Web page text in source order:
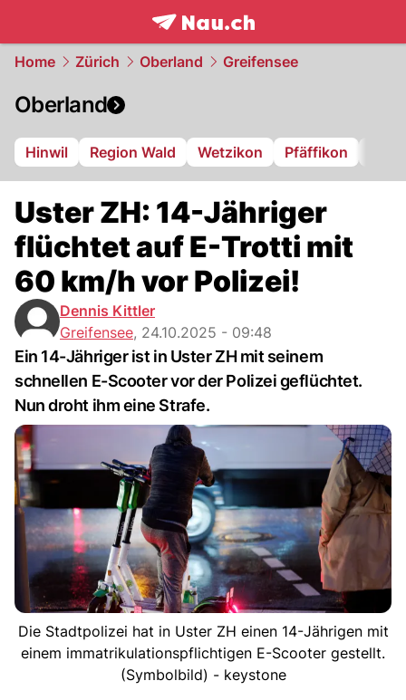
frontpage.NAU.ch
Home Zürich Oberland Greifensee
Oberland
Hinwil Region Wald Wetzikon Pfäffikon
Uster ZH: 14-Jähriger
flüchtet auf E-Trotti mit
60 km/h vor Polizei!
Dennis Kittler
Greifensee, 24.10.2025 - 09:48
Ein 14-Jähriger ist in Uster ZH mit seinem
schnellen E-Scooter vor der Polizei geflüchtet.
Nun droht ihm eine Strafe.
Die Stadtpolizei hat in Uster ZH einen 14-Jährigen mit
einem immatrikulationspflichtigen E-Scooter gestellt.
(Symbolbild) - keystone